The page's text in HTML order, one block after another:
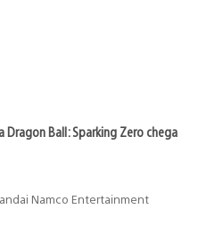
Dragon Ball: Sparking Zero chega
Namco Entertainment